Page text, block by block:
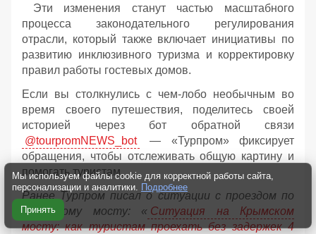
Эти изменения станут частью масштабного
процесса законодательного регулирования
отрасли, который также включает инициативы по
развитию инклюзивного туризма и корректировку
правил работы гостевых домов.
Если вы столкнулись с чем-лобо необычным во
время своего путешествия, поделитесь своей
историей через бот обратной связи
@tourpromNEWS_bot
— «Турпром» фиксирует
обращения, чтобы отслеживать общую картину и
помогать туристам.
Ранее Турпром писал о ситуации с проездом по
Крымскому мосту: « Ситуация на Крымском
мосту: как туристам проехать без задержек 4
Мы используем файлы cookie для корректной работы сайта,
персонализации и аналитики. Подробнее
Принять